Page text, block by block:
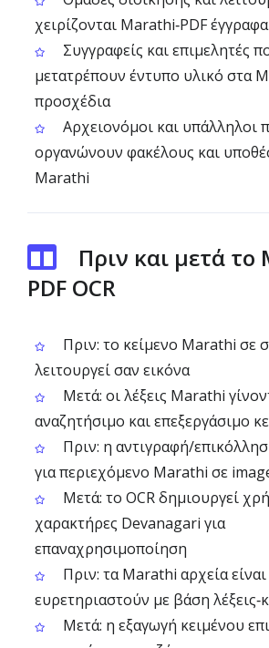
χειρίζονται Marathi‑PDF έγγραφα
Συγγραφείς και επιμελητές
μετατρέπουν έντυπο υλικό στα
προσχέδια
Αρχειονόμοι και υπάλληλοι
οργανώνουν φακέλους και
Marathi
Πριν και μετά
PDF OCR
Πριν: το κείμενο Marathi σε
λειτουργεί σαν εικόνα
Μετά: οι λέξεις Marathi
αναζητήσιμο και επεξεργάσιμο
Πριν: η αντιγραφή/
για περιεχόμενο Marathi σε
Μετά: το OCR δημιουργεί
χαρακτήρες Devanagari για
επαναχρησιμοποίηση
Πριν: τα Marathi αρχεία
ευρετηριαστούν με βάση
Μετά: η εξαγωγή κειμένου